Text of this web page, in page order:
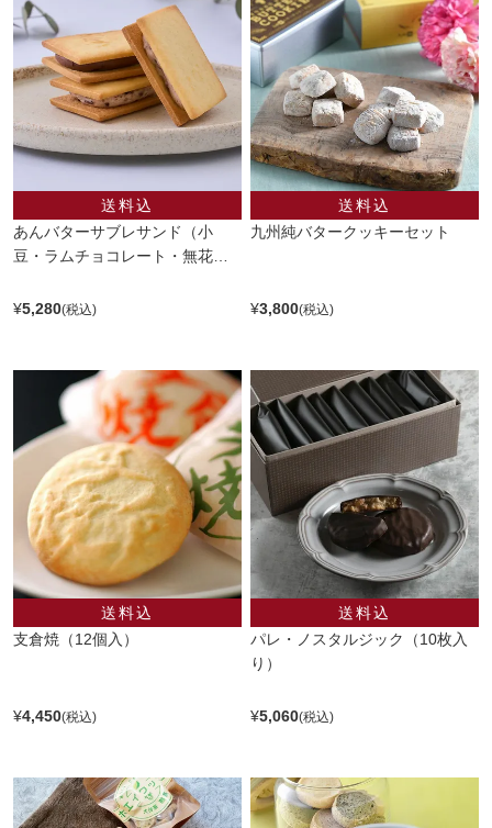
あんバターサブレサンド（小
豆・ラムチョコレート・無花果 3
¥5,280
九州純バタークッキーセット
¥3,800
支倉焼（12個入）
¥4,450
パレ・ノスタルジック（10枚入
り）
¥5,060